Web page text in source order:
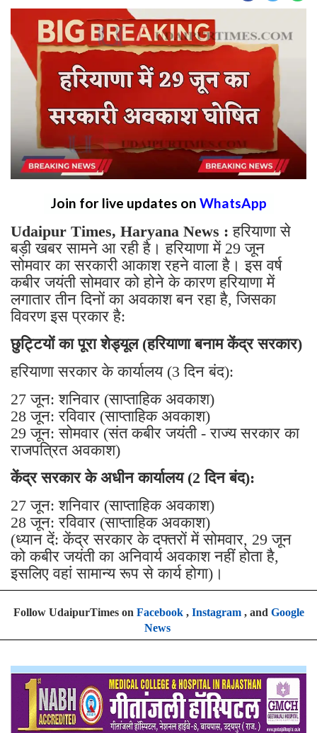
Join for live updates on WhatsApp
Udaipur Times, Haryana News : हरियाणा से
बड़ी खबर सामने आ रही है। हरियाणा में 29 जून
सोमवार का सरकारी आकाश रहने वाला है। इस वर्ष
कबीर जयंती सोमवार को होने के कारण हरियाणा में
लगातार तीन दिनों का अवकाश बन रहा है, जिसका
विवरण इस प्रकार है:
छुट्टियों का पूरा शेड्यूल (हरियाणा बनाम केंद्र सरकार)
हरियाणा सरकार के कार्यालय (3 दिन बंद):
27 जून: शनिवार (साप्ताहिक अवकाश)
28 जून: रविवार (साप्ताहिक अवकाश)
29 जून: सोमवार (संत कबीर जयंती - राज्य सरकार का
राजपत्रित अवकाश)
केंद्र सरकार के अधीन कार्यालय (2 दिन बंद):
27 जून: शनिवार (साप्ताहिक अवकाश)
28 जून: रविवार (साप्ताहिक अवकाश)
(ध्यान दें: केंद्र सरकार के दफ्तरों में सोमवार, 29 जून
को कबीर जयंती का अनिवार्य अवकाश नहीं होता है,
इसलिए वहां सामान्य रूप से कार्य होगा)।
Follow UdaipurTimes on Facebook, Instagram, and Google
News